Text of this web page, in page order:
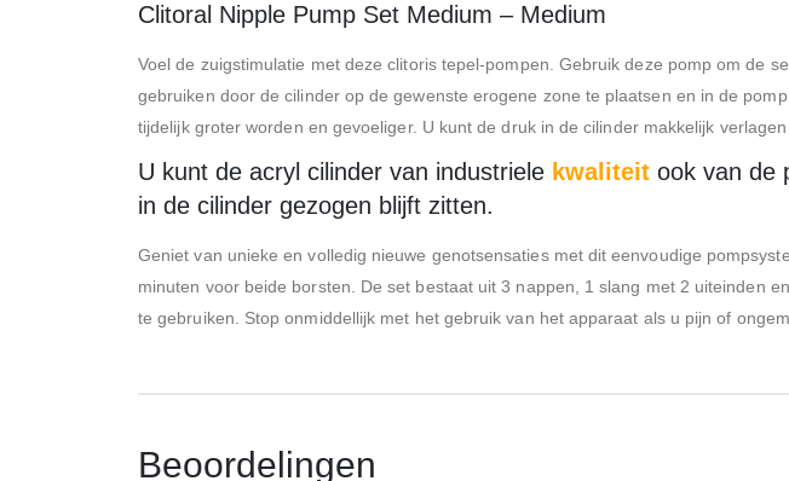
Clitoral Nipple Pump Set Medium – Medium
Voel de zuigstimulatie met deze clitoris tepel-pompen. Gebruik deze pomp om de
gebruiken door de cilinder op de gewenste erogene zone te plaatsen en in de
tijdelijk groter worden en gevoeliger. U kunt de druk in de cilinder makkelijk
U kunt de acryl cilinder van industriele kwaliteit ook van de
in de cilinder gezogen blijft zitten.
Geniet van unieke en volledig nieuwe genotsensaties met dit eenvoudige
minuten voor beide borsten. De set bestaat uit 3 nappen, 1 slang met 2 uiteinden
te gebruiken. Stop onmiddellijk met het gebruik van het apparaat als u pijn of
Beoordelingen